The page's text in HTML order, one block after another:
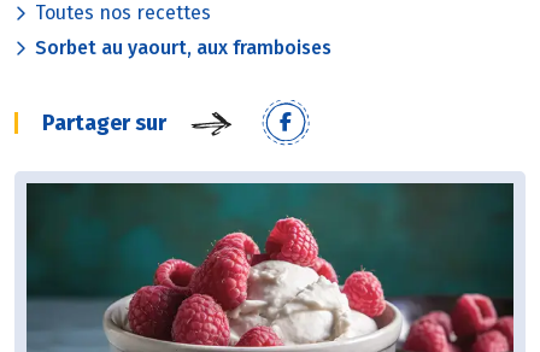
Toutes nos recettes
Sorbet au yaourt, aux framboises
Partager sur